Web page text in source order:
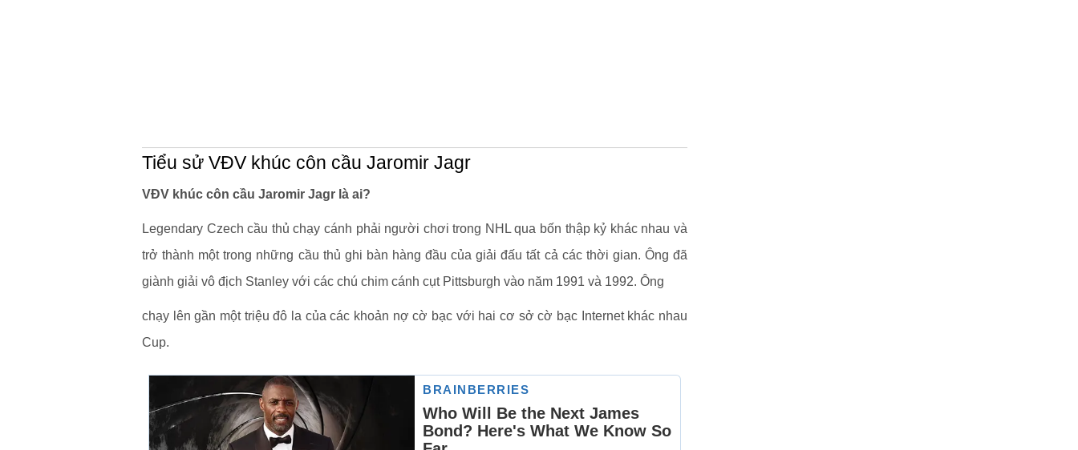
Tiểu sử VĐV khúc côn cầu Jaromir Jagr
VĐV khúc côn cầu Jaromir Jagr là ai?
Legendary Czech cầu thủ chạy cánh phải người chơi trong NHL qua bốn thập kỷ khác nhau và
trở thành một trong những cầu thủ ghi bàn hàng đầu của giải đấu tất cả các thời gian. Ông đã
giành giải vô địch Stanley với các chú chim cánh cụt Pittsburgh vào năm 1991 và 1992. Ông
chạy lên gần một triệu đô la của các khoản nợ cờ bạc với hai cơ sở cờ bạc Internet khác nhau
Cup.